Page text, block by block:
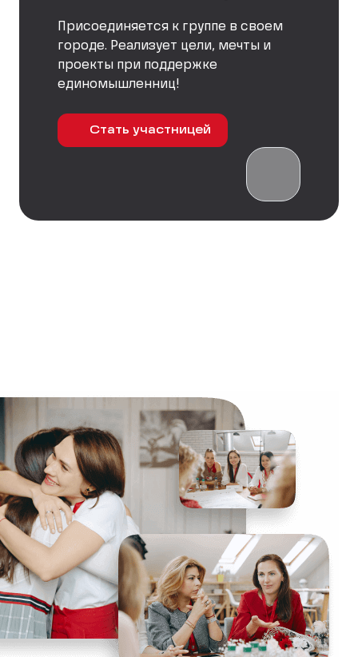
Присоединяется к группе в своем
городе. Реализует цели, мечты и
проекты при поддержке
единомышленниц!
Стать участницей